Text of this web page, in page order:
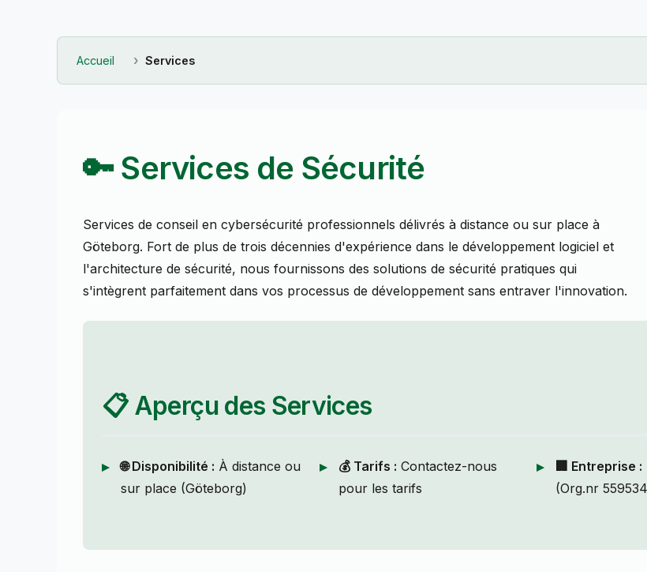
Accueil Services
🔑 Services de Sécurité
Services de conseil en cybersécurité professionnels délivrés à distance ou sur place à
Göteborg. Fort de plus de trois décennies d'expérience dans le développement logiciel et
l'architecture de sécurité, nous fournissons des solutions de sécurité pratiques qui
s'intègrent parfaitement dans vos processus de développement sans entraver l'innovation.
📋 Aperçu des Services
🌐 Disponibilité : À distance ou
sur place (Göteborg)
💰 Tarifs : Contactez-nous
pour les tarifs
🏢 Entreprise :
(Org.nr